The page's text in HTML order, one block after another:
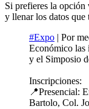
Si prefieres la opción
y llenar los datos que
#Expo | Por
Económico las
y el Simposio
Inscripciones:
📍Presencial:
Bartolo, Col.